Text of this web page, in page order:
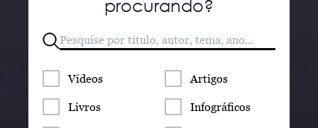
procurando?
Vídeos Artigos
Livros Infográficos